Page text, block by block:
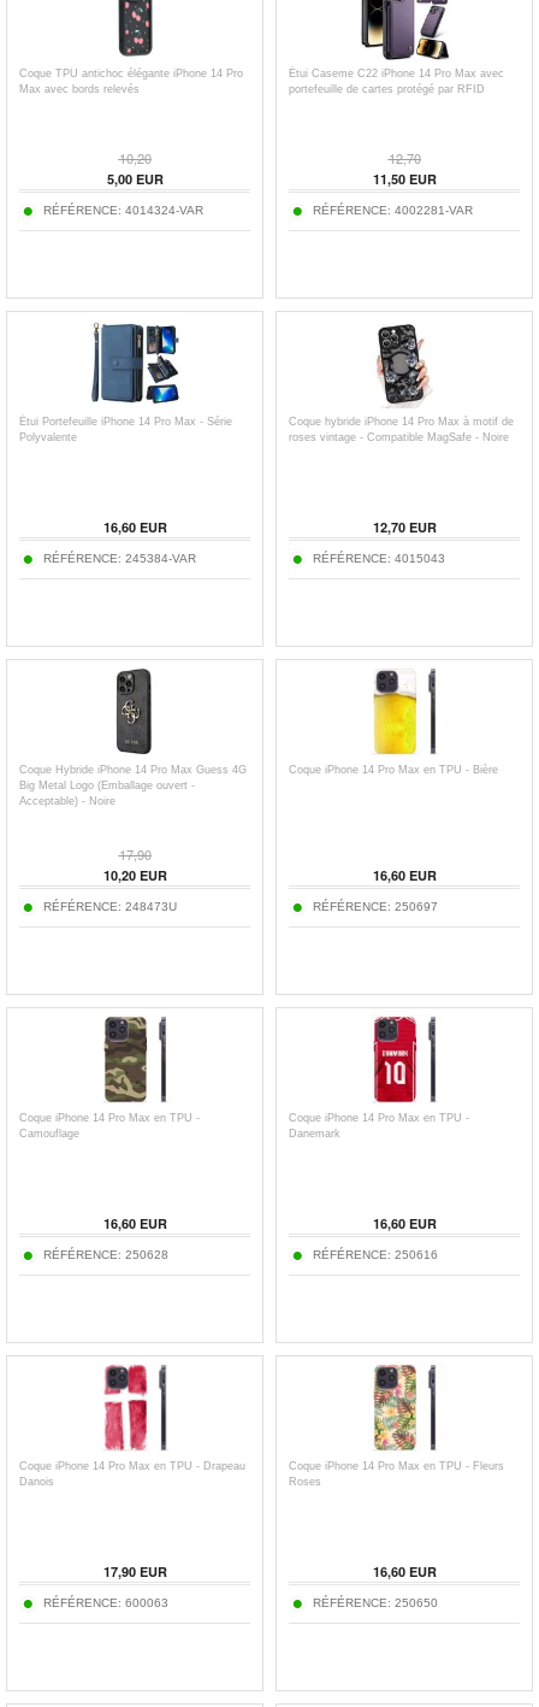
Coque TPU antichoc élégante iPhone 14 Pro
Max avec bords relevés
10,20
5,00EUR
RÉFÉRENCE: 4014324-VAR
Étui Caseme C22 iPhone 14 Pro Max avec
portefeuille de cartes protégé par RFID
12,70
11,50EUR
RÉFÉRENCE: 4002281-VAR
Étui Portefeuille iPhone 14 Pro Max - Série
Polyvalente
16,60EUR
RÉFÉRENCE: 245384-VAR
Coque hybride iPhone 14 Pro Max à motif de
roses vintage - Compatible MagSafe - Noire
12,70EUR
RÉFÉRENCE: 4015043
Coque Hybride iPhone 14 Pro Max Guess 4G
Big Metal Logo (Emballage ouvert -
Acceptable) - Noire
17,90
10,20EUR
RÉFÉRENCE: 248473U
Coque iPhone 14 Pro Max en TPU - Bière
16,60EUR
RÉFÉRENCE: 250697
Coque iPhone 14 Pro Max en TPU -
Camouflage
16,60EUR
RÉFÉRENCE: 250628
Coque iPhone 14 Pro Max en TPU -
Danemark
16,60EUR
RÉFÉRENCE: 250616
Coque iPhone 14 Pro Max en TPU - Drapeau
Danois
17,90EUR
RÉFÉRENCE: 600063
Coque iPhone 14 Pro Max en TPU - Fleurs
Roses
16,60EUR
RÉFÉRENCE: 250650